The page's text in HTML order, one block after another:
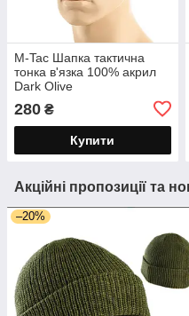
M-Tac Шапка тактична
тонка в'язка 100% акрил
Dark Olive
280 ₴
Купити
Акційні пропозиції та
–20%